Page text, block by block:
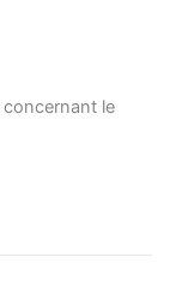
concernant le